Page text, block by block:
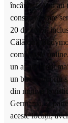
încântaţi. Anii au
consacrat, care
20 de limbi,
Călătoria
comunitate
un apartament
un birou propriu
din motive
Germania, și
aceste locații,